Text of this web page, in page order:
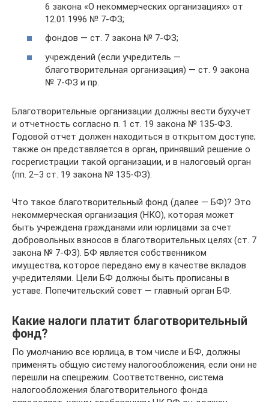
6 закона «О некоммерческих организациях» от
12.01.1996 № 7-ФЗ;
фондов — ст. 7 закона № 7-ФЗ;
учреждений (если учредитель —
благотворительная организация) — ст. 9 закона
№ 7-ФЗ и пр.
Благотворительные организации должны вести бухучет
и отчетность согласно п. 1 ст. 19 закона № 135-ФЗ.
Годовой отчет должен находиться в открытом доступе;
также он представляется в орган, принявший решение о
госрегистрации такой организации, и в налоговый орган
(пп. 2–3 ст. 19 закона № 135-ФЗ).
Что такое благотворительный фонд (далее — БФ)? Это
некоммерческая организация (НКО), которая может
быть учреждена гражданами или юрлицами за счет
добровольных взносов в благотворительных целях (ст. 7
закона № 7-ФЗ). БФ является собственником
имущества, которое передано ему в качестве вкладов
учредителями. Цели БФ должны быть прописаны в
уставе. Попечительский совет — главный орган БФ.
Какие налоги платит благотворительный
фонд?
По умолчанию все юрлица, в том числе и БФ, должны
применять общую систему налогообложения, если они не
перешли на спецрежим. Соответственно, система
налогообложения благотворительного фонда